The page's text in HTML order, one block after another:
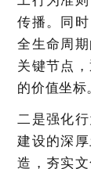
传播。 同
全生命周
关键节点，
的价值坐标。
二是强化
建设的深
造，夯实